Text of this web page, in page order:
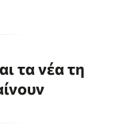
τα νέα τη